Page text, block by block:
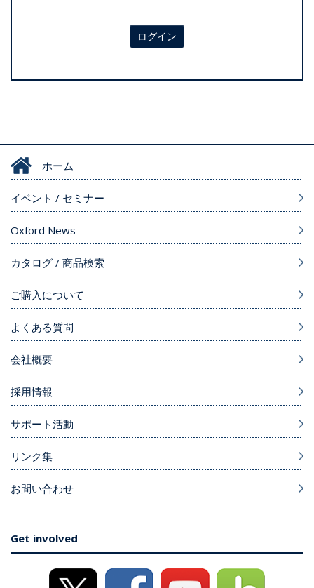
ログイン
ホーム
イベント / セミナー
Oxford News
カタログ / 商品検索
ご購入について
よくある質問
会社概要
採用情報
サポート活動
リンク集
お問い合わせ
Get involved